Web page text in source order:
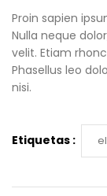
Proin sapien
Nulla neque
velit. Etiam
Phasellus leo
nisi.
Etiquetas :